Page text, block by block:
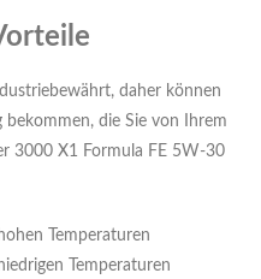
daher können
bekommen, die Sie von Ihrem
3000 X1 Formula FE 5W-30
Temperaturen
Temperaturen